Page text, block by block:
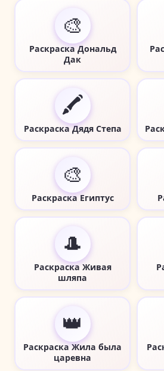
🎨
Раскраска Дональд
Дак
🖍️
Раскраска Дядя Степа
🎨
Раскраска Египтус
🎩
Раскраска Живая
шляпа
👑
Раскраска Жила была
царевна